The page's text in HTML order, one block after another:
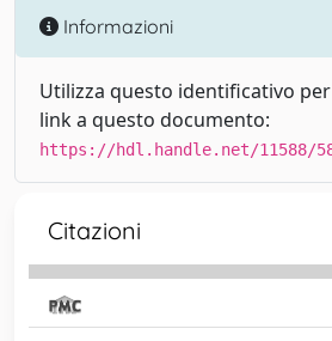
Informazioni
Utilizza questo identificativo
link a questo documento:
https://hdl.handle.net/11588/
Citazioni